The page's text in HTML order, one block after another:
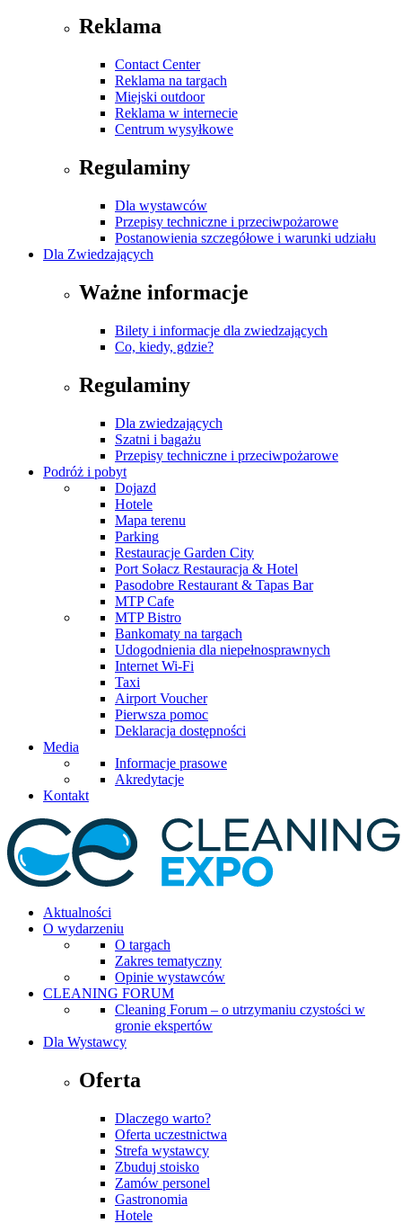
Reklama
Contact Center
Reklama na targach
Miejski outdoor
Reklama w internecie
Centrum wysyłkowe
Regulaminy
Dla wystawców
Przepisy techniczne i przeciwpożarowe
Postanowienia szczegółowe i warunki udziału
Dla Zwiedzających
Ważne informacje
Bilety i informacje dla zwiedzających
Co, kiedy, gdzie?
Regulaminy
Dla zwiedzających
Szatni i bagażu
Przepisy techniczne i przeciwpożarowe
Podróż i pobyt
Dojazd
Hotele
Mapa terenu
Parking
Restauracje Garden City
Port Sołacz Restauracja & Hotel
Pasodobre Restaurant & Tapas Bar
MTP Cafe
MTP Bistro
Bankomaty na targach
Udogodnienia dla niepełnosprawnych
Internet Wi-Fi
Taxi
Airport Voucher
Pierwsza pomoc
Deklaracja dostępności
Media
Informacje prasowe
Akredytacje
Kontakt
Aktualności
O wydarzeniu
O targach
Zakres tematyczny
Opinie wystawców
CLEANING FORUM
Cleaning Forum – o utrzymaniu czystości w
gronie ekspertów
Dla Wystawcy
Oferta
Dlaczego warto?
Oferta uczestnictwa
Strefa wystawcy
Zbuduj stoisko
Zamów personel
Gastronomia
Hotele